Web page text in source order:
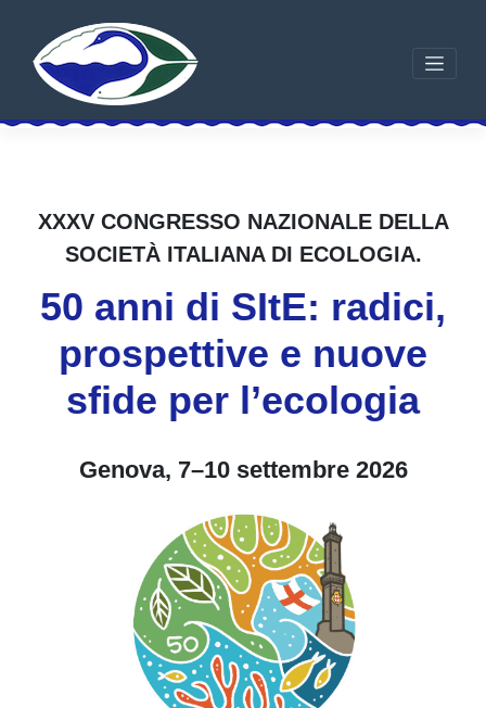
content
XXXV CONGRESSO NAZIONALE DELLA
SOCIETÀ ITALIANA DI ECOLOGIA.
50 anni di SItE: radici,
prospettive e nuove
sfide per l’ecologia
Genova, 7–10 settembre 2026